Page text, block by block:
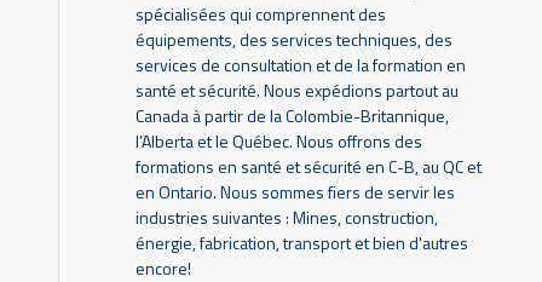
spécialisées qui comprennent des
équipements, des services techniques, des
services de consultation et de la formation en
santé et sécurité. Nous expédions partout au
Canada à partir de la Colombie-Britannique,
l’Alberta et le Québec. Nous offrons des
formations en santé et sécurité en C-B, au QC et
en Ontario. Nous sommes fiers de servir les
industries suivantes : Mines, construction,
énergie, fabrication, transport et bien d'autres
encore!